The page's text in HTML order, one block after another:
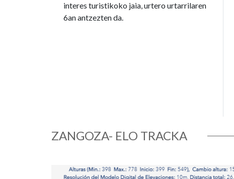
interes turistikoko jaia, urtero urtarrilaren
6an antzezten da.
ZANGOZA- ELO TRACKA